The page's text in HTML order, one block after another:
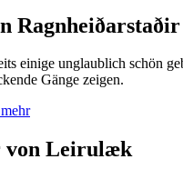
Ragnheiðarstaðir
einige unglaublich schön
Gänge zeigen.
von Leirulæk